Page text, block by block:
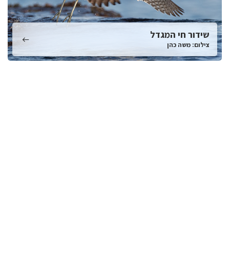
שידור חי המגדל
צילום: משה כהן